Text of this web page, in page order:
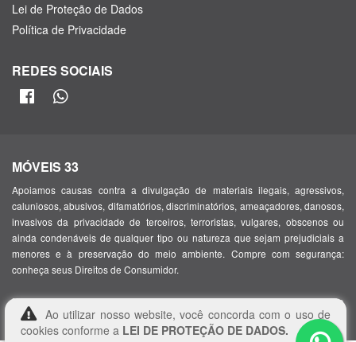
Lei de Proteção de Dados
Política de Privacidade
REDES SOCIAIS
MÓVEIS 33
Apoiamos causas contra a divulgação de materiais ilegais, agressivos,
caluniosos, abusivos, difamatórios, discriminatórios, ameaçadores, danosos,
invasivos da privacidade de terceiros, terroristas, vulgares, obscenos ou
ainda condenáveis de qualquer tipo ou natureza que sejam prejudiciais a
menores e à preservação do meio ambiente. Compre com segurança:
conheça seus Direitos de Consumidor.
Móveis 33, com sede em Alameda Santos, 1165 – Jardim Paulista, São
Paulo – SP, 01419-000, inscrita no CNPJ/MF sob o nº 45.406.712/0001-43
Ao utilizar nosso website, você concorda com o uso de
cookies conforme a LEI DE PROTEÇÃO DE DADOS.